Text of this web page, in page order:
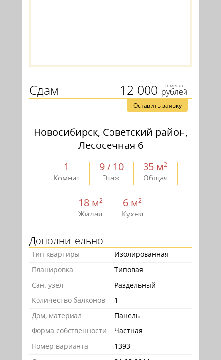
12 000 в месяц
рублей
Сдам
Оставить заявку
Новосибирск, Советский район,
Лесосечная 6
1
Комнат
9 / 10
Этаж
35 м2
Общая
18 м2
Жилая
6 м2
Кухня
Дополнительно
Тип квартиры
Изолированная
Планировка
Типовая
Сан. узел
Раздельный
Количество балконов
1
Дом, материал
Панель
Форма собственности
Частная
Номер варианта
1393